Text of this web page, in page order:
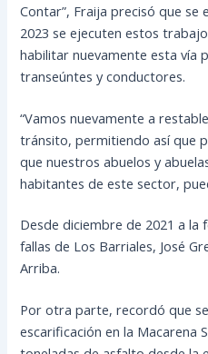
Contar”, Fraija precisó que se
2023 se ejecuten estos
habilitar nuevamente esta vía
transeúntes y conductores.
“Vamos nuevamente a
tránsito, permitiendo así que
que nuestros abuelos y
habitantes de este sector,
Desde diciembre de 2021 a la
fallas de Los Barriales, José
Arriba.
Por otra parte, recordó que
escarificación en la Macarena